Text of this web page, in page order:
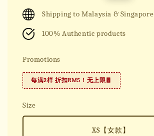
Shipping to Malaysia & Singapore
100% Authentic products
Promotions
每满2样 折扣RM5！无上限🧧
Size
XS【女款】